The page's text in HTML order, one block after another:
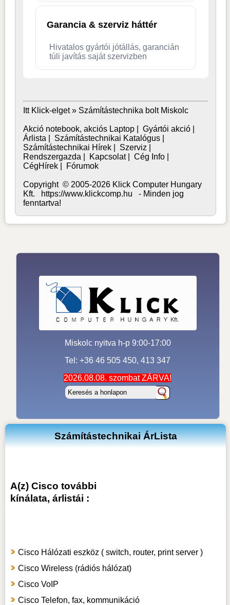
Garancia & szerviz háttér
Hivatalos gyártói jótállás, garancián
túli javítás saját szervizben
Itt Klick-elget » Számítástechnika bolt Miskolc
Akció notebook, akciós Laptop |Gyártói akció
Árlista
Számítástechnikai Katalógus
Számítástechnikai Hírek
Szerviz
Rendszergazda
Kapcsolat|Cég Info
CégHírek
Fórumok
Copyright © 2005-2026 Klick Computer Hungary
Kft. https://www.klickcomp.hu - Minden jog
fenntartva!
Miskolc nyitva h-p 9:00-17:00
Tel: +36 46 505 450, 413 347
2026.08.08. szombat ZÁRVA!
Számítástechnikai ÁrLista
A(z) Cisco további
kínálata, árlistái :
Cisco Hálózati eszköz ( switch, router, print server )
Cisco Wireless (rádiós hálózat)
Cisco VoIP
Cisco Telefon, fax, kommunikáció